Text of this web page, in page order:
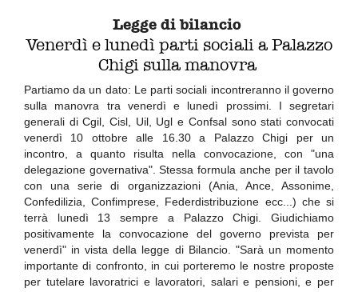
Legge di bilancio
Venerdì e lunedì parti sociali a Palazzo
Chigi sulla manovra
Partiamo da un dato: Le parti sociali incontreranno il governo
sulla manovra tra venerdì e lunedì prossimi. I segretari
generali di Cgil, Cisl, Uil, Ugl e Confsal sono stati convocati
venerdì 10 ottobre alle 16.30 a Palazzo Chigi per un
incontro, a quanto risulta nella convocazione, con "una
delegazione governativa". Stessa formula anche per il tavolo
con una serie di organizzazioni (Ania, Ance, Assonime,
Confedilizia, Confimprese, Federdistribuzione ecc...) che si
terrà lunedì 13 sempre a Palazzo Chigi. Giudichiamo
positivamente la convocazione del governo prevista per
venerdì" in vista della legge di Bilancio. "Sarà un momento
importante di confronto, in cui porteremo le nostre proposte
per tutelare lavoratrici e lavoratori, salari e pensioni, e per